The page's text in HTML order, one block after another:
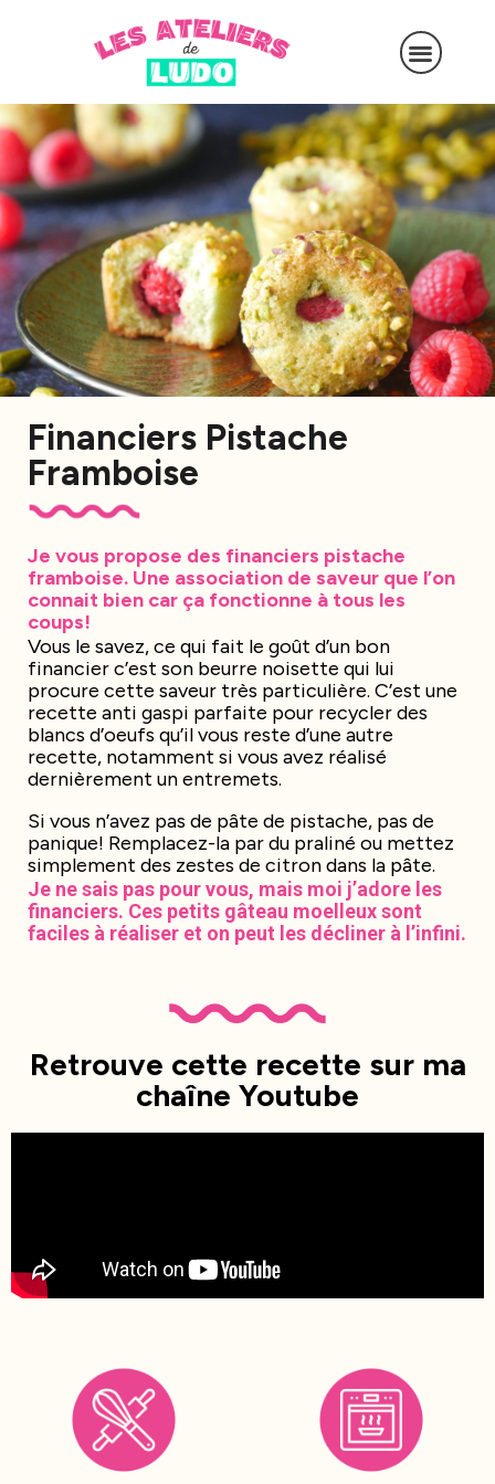
Financiers Pistache
Framboise
Je vous propose des financiers pistache
framboise. Une association de saveur que l’on
connait bien car ça fonctionne à tous les
coups!
Vous le savez, ce qui fait le goût d’un bon
financier c’est son beurre noisette qui lui
procure cette saveur très particulière. C’est une
recette anti gaspi parfaite pour recycler des
blancs d’oeufs qu’il vous reste d’une autre
recette, notamment si vous avez réalisé
dernièrement un entremets.
Si vous n’avez pas de pâte de pistache, pas de
panique! Remplacez-la par du praliné ou mettez
simplement des zestes de citron dans la pâte.
Je ne sais pas pour vous, mais moi j’adore les
financiers. Ces petits gâteau moelleux sont
faciles à réaliser et on peut les décliner à l’infini.
Retrouve cette recette sur ma
chaîne Youtube